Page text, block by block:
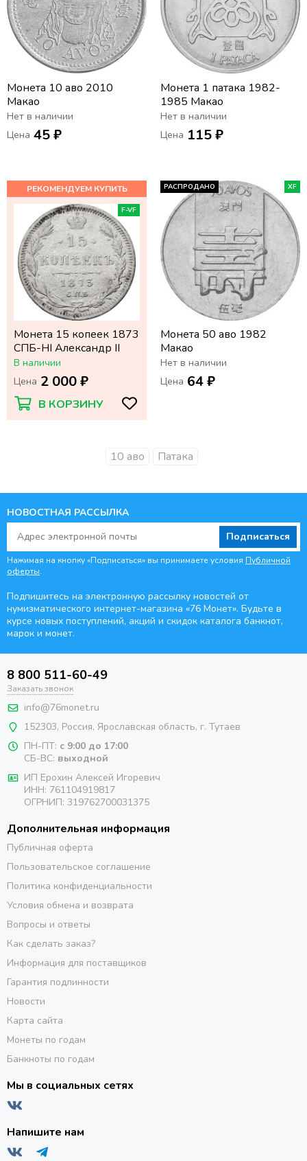
Монета 10 аво 2010
Макао
Нет в наличии
Цена 45 ₽
Монета 1 патака 1982-
1985 Макао
Нет в наличии
Цена 115 ₽
F-VF
Монета 15 копеек 1873
СПБ-НI Александр II
В наличии
Цена 2 000 ₽
В КОРЗИНУ
РАСПРОДАНО XF
Монета 50 аво 1982
Макао
Нет в наличии
Цена 64 ₽
10 аво Патака
НОВОСТНАЯ РАССЫЛКА
Подписаться
Нажимая на кнопку «Подписаться» вы принимаете условия Публичной
оферты.
Подпишитесь на электронную рассылку новостей от
нумизматического интернет-магазина «76 Монет». Будьте в
курсе новых поступлений, акций и скидок каталога банкнот,
марок и монет.
8 800 511-60-49
Заказать звонок
info@76monet.ru
152303, Россия, Ярославская область, г. Тутаев
ПН-ПТ: с 9:00 до 17:00
СБ-ВС: выходной
ИП Ерохин Алексей Игоревич
ИНН: 761104919817
ОГРНИП: 319762700031375
Дополнительная информация
Публичная оферта
Пользовательское соглашение
Политика конфиденциальности
Условия обмена и возврата
Вопросы и ответы
Как сделать заказ?
Информация для поставщиков
Гарантия подлинности
Новости
Карта сайта
Монеты по годам
Банкноты по годам
Мы в социальных сетях
Напишите нам